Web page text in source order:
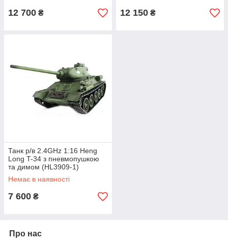
12 700 ₴ 12 150 ₴
Танк р/в 2.4GHz 1:16 Heng
Long T-34 з пневмопушкою
та димом (HL3909-1)
Немає в наявності
7 600 ₴
Про нас